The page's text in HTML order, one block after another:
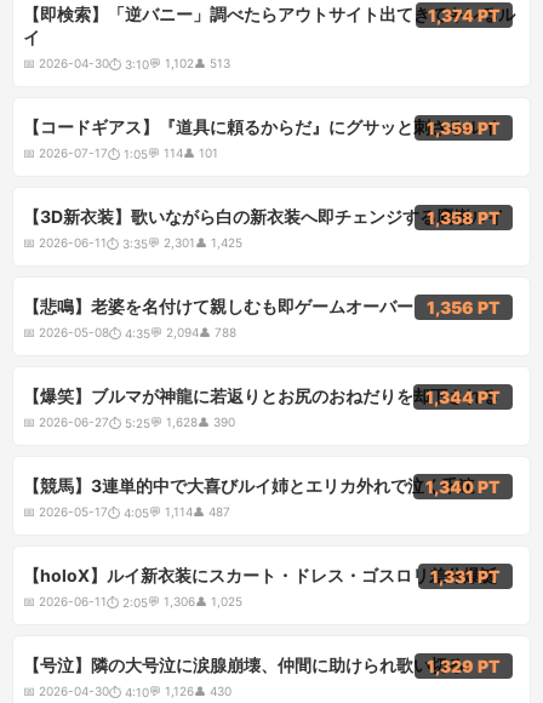
3:10
【即検索】「逆バニー」調べたらアウトサイト出てきてキレるル
イ
📅 2026-04-30⏱ 3:10💬 1,102👤 513
1,374 PT
1:05
【コードギアス】『道具に頼るからだ』にグサッと刺さるルイ
📅 2026-07-17⏱ 1:05💬 114👤 101
1,359 PT
3:35
【3D新衣装】歌いながら白の新衣装へ即チェンジする鷹嶺ルイ
📅 2026-06-11⏱ 3:35💬 2,301👤 1,425
1,358 PT
4:35
【悲鳴】老婆を名付けて親しむも即ゲームオーバー
📅 2026-05-08⏱ 4:35💬 2,094👤 788
1,356 PT
5:25
【爆笑】ブルマが神龍に若返りとお尻のおねだりを却下される
📅 2026-06-27⏱ 5:25💬 1,628👤 390
1,344 PT
4:05
【競馬】3連単的中で大喜びルイ姉とエリカ外れで泣く千速
📅 2026-05-17⏱ 4:05💬 1,114👤 487
1,340 PT
2:05
【holoX】ルイ新衣装にスカート・ドレス・ゴスロリ差分爆誕
📅 2026-06-11⏱ 2:05💬 1,306👤 1,025
1,331 PT
4:10
【号泣】隣の大号泣に涙腺崩壊、仲間に助けられ歌い切る
📅 2026-04-30⏱ 4:10💬 1,126👤 430
1,329 PT